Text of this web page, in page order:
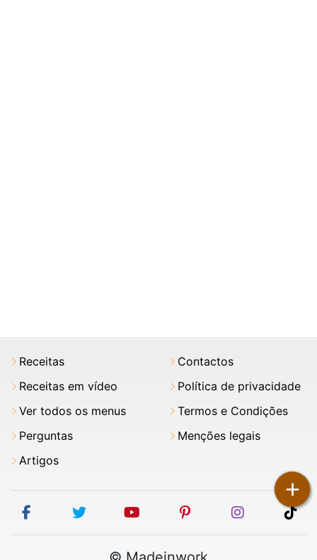
+
Receitas
Receitas em vídeo
Ver todos os menus
Perguntas
Artigos
Contactos
Política de privacidade
Termos e Condições
Menções legais
facebooktwitter youtubepinterestinstagram